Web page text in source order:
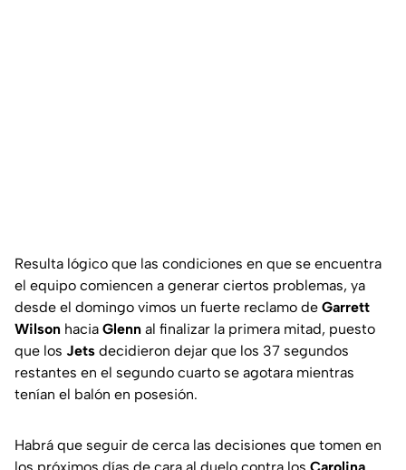
Resulta lógico que las condiciones en que se encuentra
el equipo comiencen a generar ciertos problemas, ya
desde el domingo vimos un fuerte reclamo de Garrett
Wilson hacia Glenn al finalizar la primera mitad, puesto
que los Jets decidieron dejar que los 37 segundos
restantes en el segundo cuarto se agotara mientras
tenían el balón en posesión.
Habrá que seguir de cerca las decisiones que tomen en